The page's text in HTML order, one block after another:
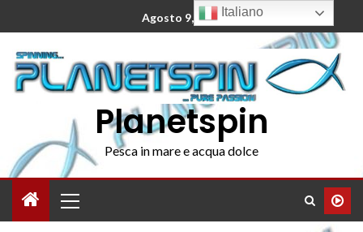
Agosto 9, 2026
Planetspin
Pesca in mare e acqua dolce
Italiano